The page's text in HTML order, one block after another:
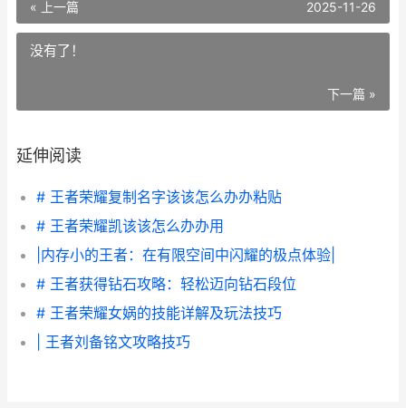
« 上一篇 2025-11-26
没有了！
下一篇 »
延伸阅读
# 王者荣耀复制名字该该怎么办办粘贴
# 王者荣耀凯该该怎么办办用
|内存小的王者：在有限空间中闪耀的极点体验|
# 王者获得钻石攻略：轻松迈向钻石段位
# 王者荣耀女娲的技能详解及玩法技巧
| 王者刘备铭文攻略技巧